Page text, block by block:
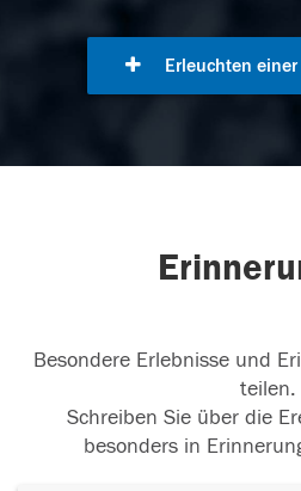
Erleuchten
Besondere Erlebnisse und
teilen.
Schreiben Sie über die
besonders in